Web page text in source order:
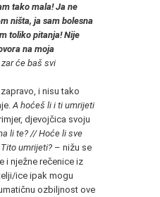
tako mala! Ja ne
ništa, ja sam bolesna
toliko pitanja! Nije
na moja
zar će baš svi
zapravo, i nisu tako
A hoćeš li i ti umrijeti
djevojčica svoju
li te? // Hoće li sve
umrijeti? – nižu se
i nježne rečenice iz
ice ipak mogu
ozbiljnost ove